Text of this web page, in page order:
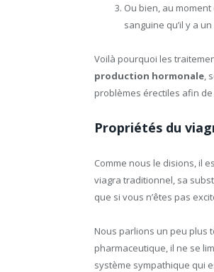
Ou bien, au
sanguine qu’il y a
Voilà pourquoi les
production hormonale,
problèmes érectiles afin
Propriétés du
Comme nous le disions, il
viagra traditionnel, sa
que si vous n’êtes pas
Nous parlions un peu plus
pharmaceutique, il ne se
système sympathique qui